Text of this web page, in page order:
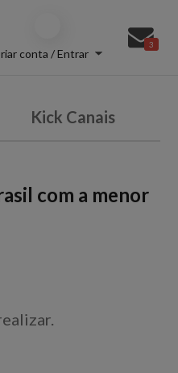
conta / Entrar
3
Kick Canais
com a menor